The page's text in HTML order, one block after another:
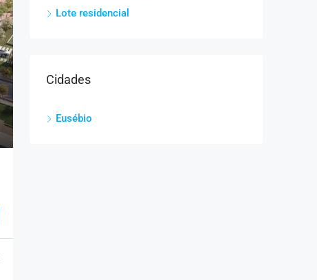
Lote residencial
Cidades
Eusébio